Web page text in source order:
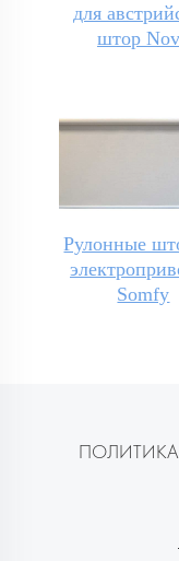
для
штор
Рулонные
Somfy